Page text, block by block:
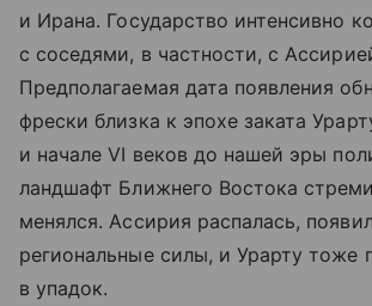
и Ирана. Государство интенсивно
с соседями, в частности, с
Предполагаемая дата появления
фрески близка к эпохе заката
и начале VI веков до нашей эры
ландшафт Ближнего Востока
менялся. Ассирия распалась,
региональные силы, и Урарту тоже
в упадок.